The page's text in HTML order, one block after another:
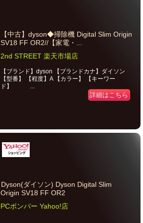
【中古】dyson◆掃除機 Digital Slim Origin
SV18 FF OR2//【家電・...
2nd STREET 楽天市場店
【ブランド】dyson 【ブランドカナ】ダイソン
【型番】 【程度】A 【カラー】 【キーワー
ド】 ...
詳細はこちら
Dyson(ダイソン) Dyson Digital Slim
Origin SV18 FF OR2
PCボンバー Yahoo!店